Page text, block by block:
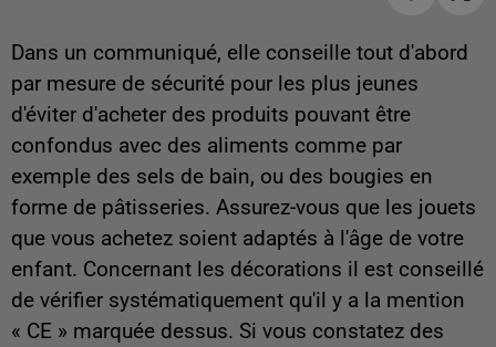
Dans un communiqué, elle conseille tout d'abord
par mesure de sécurité pour les plus jeunes
d'éviter d'acheter des produits pouvant être
confondus avec des aliments comme par
exemple des sels de bain, ou des bougies en
forme de pâtisseries. Assurez-vous que les jouets
que vous achetez soient adaptés à l'âge de votre
enfant. Concernant les décorations il est conseillé
de vérifier systématiquement qu'il y a la mention
« CE » marquée dessus. Si vous constatez des